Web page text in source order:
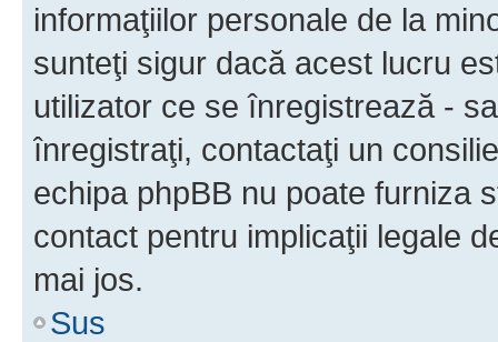
informaţiilor personale de la
sunteţi sigur dacă acest lucru
utilizator ce se înregistrează -
înregistraţi, contactaţi un
echipa phpBB nu poate furniza
contact pentru implicaţii legale
mai jos.
Sus